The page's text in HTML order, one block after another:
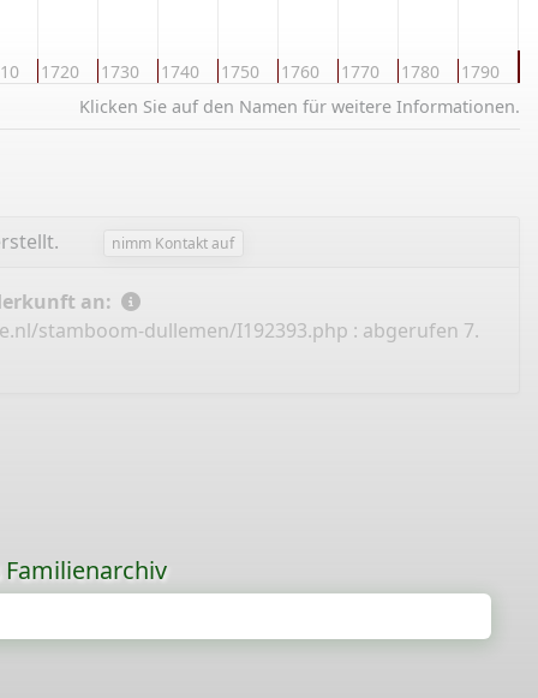
1720 1730 1740 1750 1760 1770 1780 1790
Klicken Sie auf den Namen für weitere Informationen.
nimm Kontakt auf
an:
stamboom-dullemen/I192393.php : abgerufen 7.